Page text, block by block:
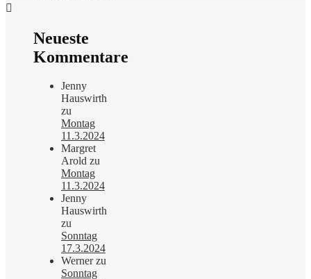
Neueste
Kommentare
Jenny
Hauswirth
zu
Montag
11.3.2024
Margret
Arold zu
Montag
11.3.2024
Jenny
Hauswirth
zu
Sonntag
17.3.2024
Wernerzu
Sonntag